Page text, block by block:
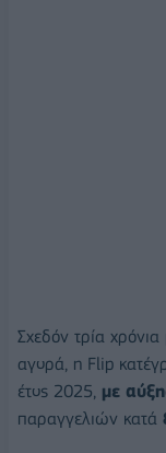
Σχεδόν τρία
αγορά, η Flip
έτος 2025, με
παραγγελιών κατά